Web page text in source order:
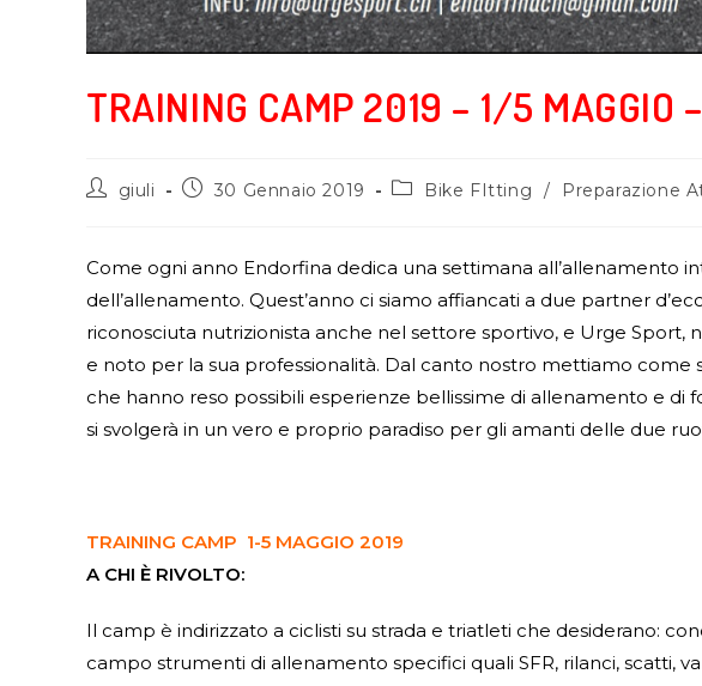
TRAINING CAMP 2019 – 1/5 MAGGIO
giuli 30 Gennaio 2019 Bike FItting / Preparazione
Come ogni anno Endorfina dedica una settimana all’allenamento
dell’allenamento. Quest’anno ci siamo affiancati a due partner
riconosciuta nutrizionista anche nel settore sportivo, e Urge Sport,
e noto per la sua professionalità. Dal canto nostro mettiamo come
che hanno reso possibili esperienze bellissime di allenamento e di
si svolgerà in un vero e proprio paradiso per gli amanti delle due
TRAINING CAMP 1-5 MAGGIO 2019
A CHI È RIVOLTO:
Il camp è indirizzato a ciclisti su strada e triatleti che desiderano:
campo strumenti di allenamento specifici quali SFR, rilanci, scatti,